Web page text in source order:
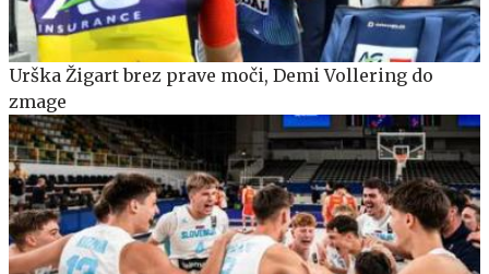
Urška Žigart brez prave moči, Demi Vollering do
zmage